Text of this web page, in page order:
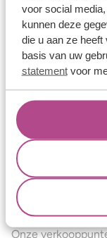
voor social
kunnen deze
die u aan ze
basis van uw
statementvoor
Aller Spanninga
Historie
Certificaten
Blogs
Jouw voordelen
Conflictvrije
Oneindig veel
Kwaliteit
Juweliers &
Onze